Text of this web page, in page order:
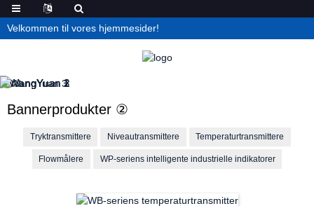
Velkommen til vores hjemmesider!
Bannerprodukter ②
Tryktransmittere Niveautransmittere Temperaturtransmittere
Flowmålere WP-seriens intelligente industrielle indikatorer